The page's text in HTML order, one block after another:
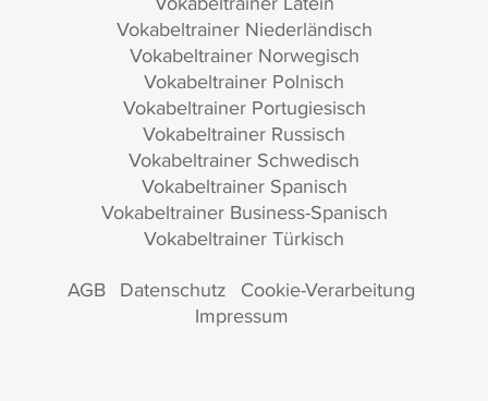
Vokabeltrainer Niederländisch
Vokabeltrainer Norwegisch
Vokabeltrainer Polnisch
Vokabeltrainer Portugiesisch
Vokabeltrainer Russisch
Vokabeltrainer Schwedisch
Vokabeltrainer Spanisch
Vokabeltrainer Business-Spanisch
Vokabeltrainer Türkisch
AGB Datenschutz Cookie-Verarbeitung
Impressum